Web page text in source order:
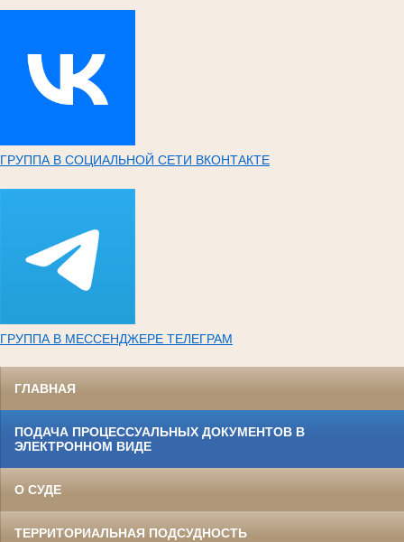
ГРУППА В СОЦИАЛЬНОЙ СЕТИ ВКОНТАКТЕ
ГРУППА В МЕССЕНДЖЕРЕ ТЕЛЕГРАМ
ГЛАВНАЯ
ПОДАЧА ПРОЦЕССУАЛЬНЫХ ДОКУМЕНТОВ В
ЭЛЕКТРОННОМ ВИДЕ
О СУДЕ
ТЕРРИТОРИАЛЬНАЯ ПОДСУДНОСТЬ